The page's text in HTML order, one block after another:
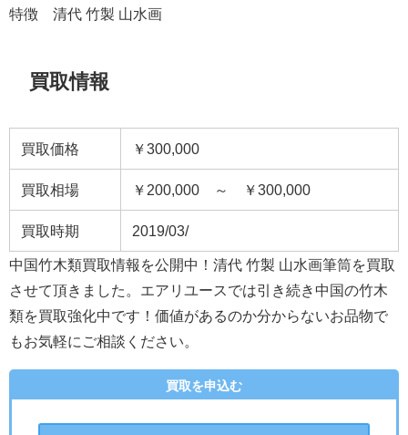
特徴 清代 竹製 山水画
買取情報
買取価格 ￥300,000
買取相場 ￥200,000 ～ ￥300,000
買取時期 2019/03/
中国竹木類買取情報を公開中！清代 竹製 山水画筆筒を買取
させて頂きました。エアリユースでは引き続き中国の竹木
類を買取強化中です！価値があるのか分からないお品物で
もお気軽にご相談ください。
買取を申込む